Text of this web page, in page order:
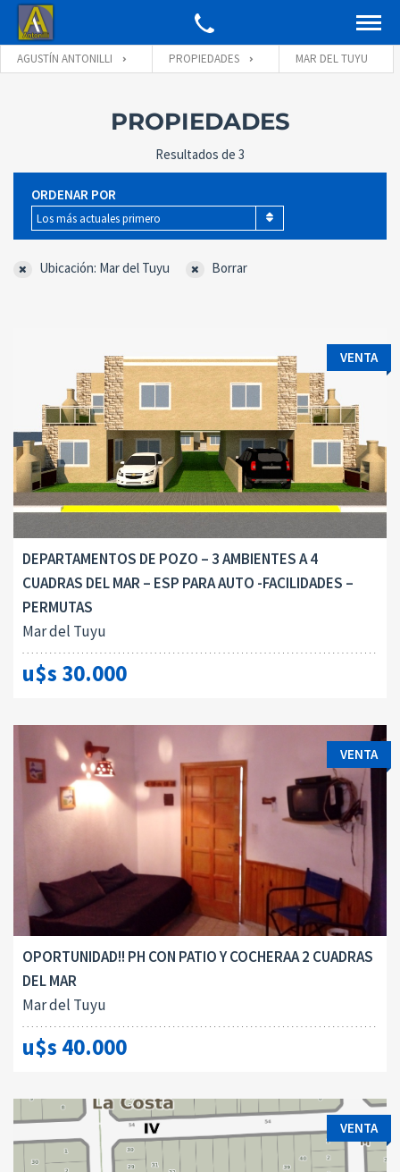
AGUSTÍN ANTONILLI PROPIEDADES MAR DEL TUYU
PROPIEDADES
Resultados de 3
ORDENAR POR
Los más actuales primero
Ubicación: Mar del Tuyu Borrar
VENTA
DEPARTAMENTOS DE POZO – 3 AMBIENTES A 4
CUADRAS DEL MAR – ESP PARA AUTO -FACILIDADES –
PERMUTAS
Mar del Tuyu
u$s 30.000
VENTA
OPORTUNIDAD!! PH CON PATIO Y COCHERAA 2 CUADRAS
DEL MAR
Mar del Tuyu
u$s 40.000
VENTA